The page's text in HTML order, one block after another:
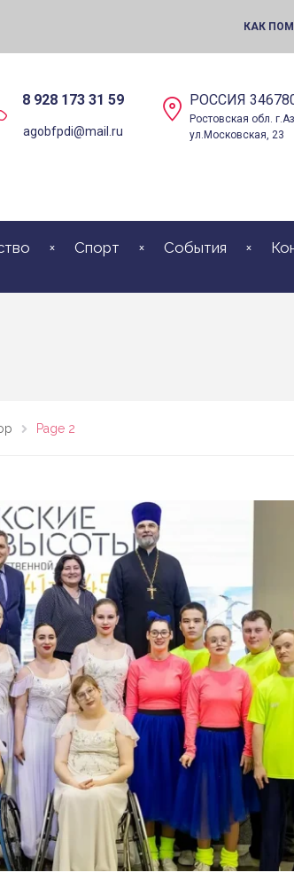
КАК
8 928 173 31 59
agobfpdi@mail.ru
РОССИЯ
Ростовская обл.
ул.Московская, 23
Спорт События
Page 2